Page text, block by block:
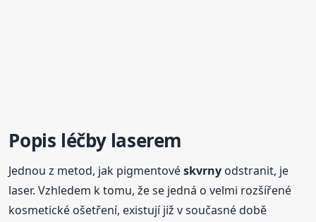
Popis léčby laserem
Jednou z metod, jak pigmentovéskvrny odstranit, je
laser. Vzhledem k tomu, že se jedná o velmi rozšířené
kosmetické ošetření, existují již v současné době